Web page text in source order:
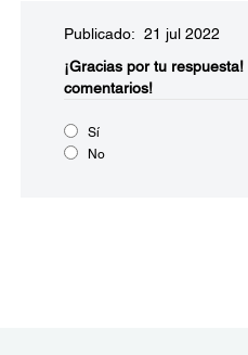
Publicado: 21 jul 2022
¡Gracias por tu respuesta!
comentarios!
Sí
No